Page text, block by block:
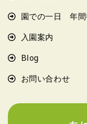
園での一日 年間
入園案内
Blog
お問い合わせ